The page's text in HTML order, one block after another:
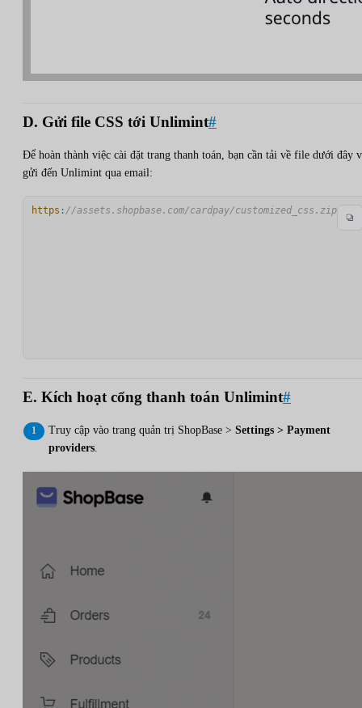
D. Gửi file CSS tới Unlimint#
Để hoàn thành việc cài đặt trang thanh toán, bạn cần tải về file dưới đây
gửi đến Unlimint qua email:
https : //assets.shopbase.com/cardpay/customized_css.zip
E. Kích hoạt cổng thanh toán Unlimint#
Truy cập vào trang quản trị ShopBase > Settings > Payment
providers.